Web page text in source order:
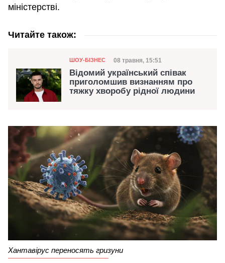
міністерстві.
Читайте також:
Категорія
ШОУ-БІЗНЕС Дата публікації
08 травня, 15:51
Відомий український співак
приголомшив визнанням про
тяжку хворобу рідної людини
Хантавірус переносять гризуни